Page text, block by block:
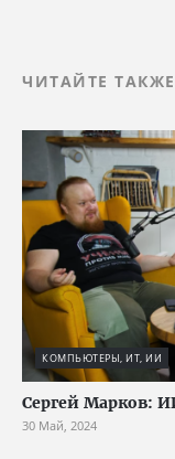
ЧИТАЙТЕ ТАКЖЕ
КОМПЬЮТЕРЫ, ИТ, ИИ
Сергей Марков:
30 Май, 2024